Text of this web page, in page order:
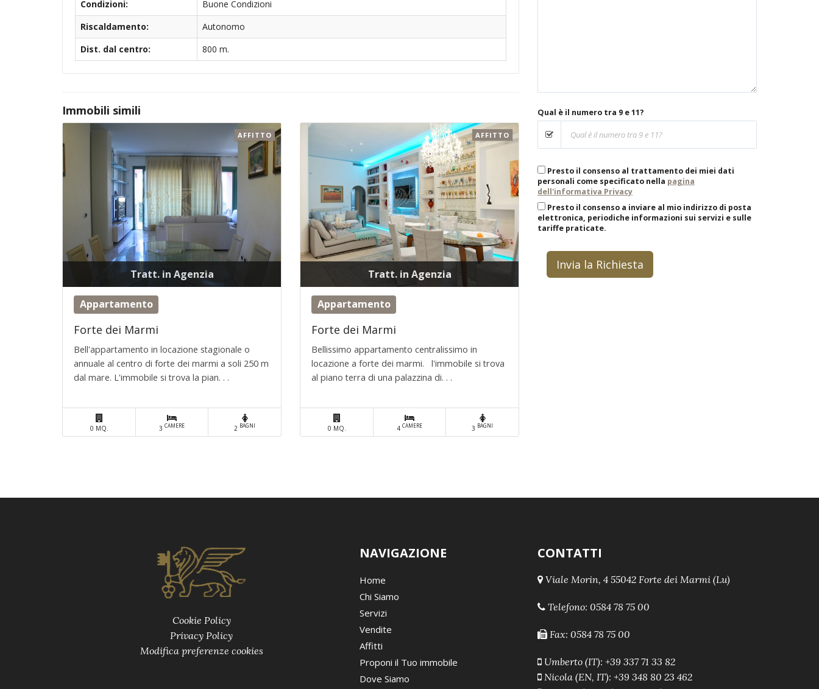
Condizioni:
Buone Condizioni
Riscaldamento:
Autonomo
Dist. dal centro:
800 m.
Immobili simili
Tratt. in Agenzia
AFFITTO
Appartamento
Forte dei Marmi
Bell'appartamento in locazione stagionale o
annuale al centro di forte dei marmi a soli 250 m
dal mare. L'immobile si trova la pian. . .
0 MQ. 3CAMERE 2 BAGNI
Tratt. in Agenzia
AFFITTO
Appartamento
Forte dei Marmi
Bellissimo appartamento centralissimo in
locazione a forte dei marmi. l'immobile si trova
al piano terra di una palazzina di. . .
0 MQ. 4CAMERE 3 BAGNI
Qual è il numero tra 9 e 11?
Presto il consenso al trattamento dei miei dati
personali come specificato nella pagina
dell'informativa Privacy
Presto il consenso a inviare al mio indirizzo di posta
elettronica, periodiche informazioni sui servizi e sulle
tariffe praticate.
Invia la Richiesta
Cookie Policy
Privacy Policy
Modifica preferenze cookies
NAVIGAZIONE
Home
Chi Siamo
Servizi
Vendite
Affitti
Proponi il Tuo immobile
Dove Siamo
CONTATTI
Viale Morin, 4 55042 Forte dei Marmi (Lu)
Telefono: 0584 78 75 00
Fax: 0584 78 75 00
Umberto (IT): +39 337 71 33 82
Nicola (EN, IT): +39 348 80 23 462